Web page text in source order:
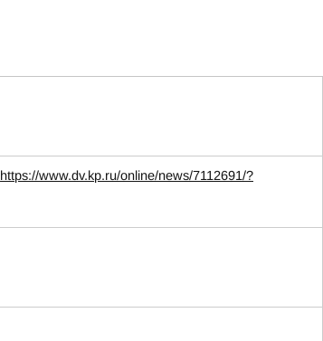
https://www.dv.kp.ru/online/news/7112691/?